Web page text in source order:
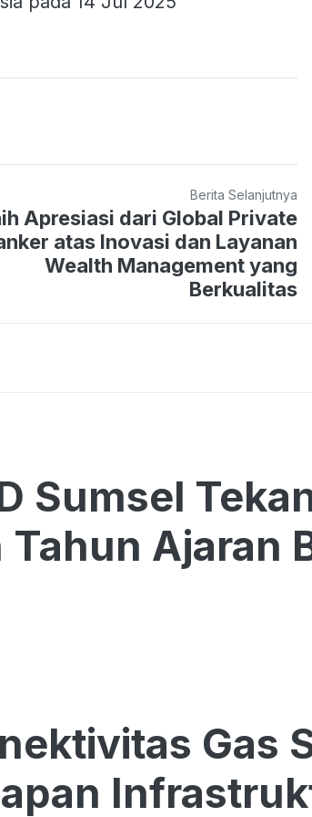
Berita Selanjutnya
Apresiasi dari Global Private
atas Inovasi dan Layanan
Wealth Management yang
Berkualitas
Harga di Tengah
Tahun Ajaran
Gas